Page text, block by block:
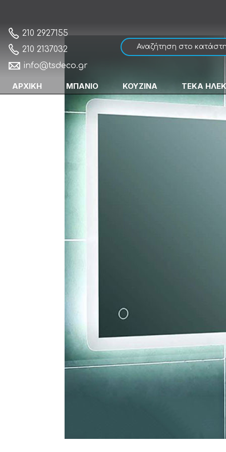
210 2927155
210 2137032
info@tsdeco.gr
ΑΡΧΙΚΗ ΜΠΑΝΙΟ ΚΟΥΖΙΝΑ ΤΕΚΑ